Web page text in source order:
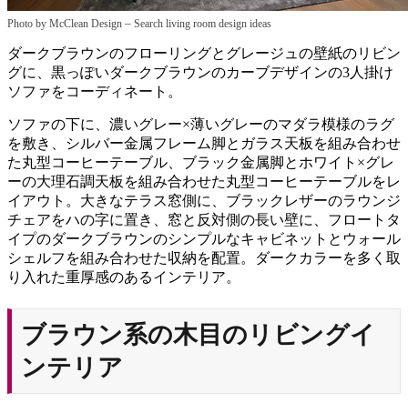
Photo by McClean Design – Search living room design ideas
ダークブラウンのフローリングとグレージュの壁紙のリビン
グに、黒っぽいダークブラウンのカーブデザインの3人掛け
ソファをコーディネート。
ソファの下に、濃いグレー×薄いグレーのマダラ模様のラグ
を敷き、シルバー金属フレーム脚とガラス天板を組み合わせ
た丸型コーヒーテーブル、ブラック金属脚とホワイト×グレ
ーの大理石調天板を組み合わせた丸型コーヒーテーブルをレ
イアウト。大きなテラス窓側に、ブラックレザーのラウンジ
チェアをハの字に置き、窓と反対側の長い壁に、フロートタ
イプのダークブラウンのシンプルなキャビネットとウォール
シェルフを組み合わせた収納を配置。ダークカラーを多く取
り入れた重厚感のあるインテリア。
ブラウン系の木目のリビングイ
ンテリア